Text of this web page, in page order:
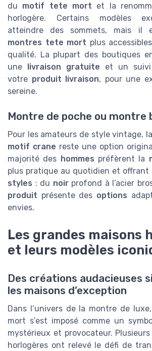
du motif tete mort et la
horlogère. Certains modèles
atteindre des sommets, mais il
montres tete mort plus
qualité. La plupart des boutiques
une
livraison gratuite et un suivi
votre produit livraison, pour une
sereine.
Montre de poche ou montre
Pour les amateurs de style vintage, la
motif crane reste une option
majorité des hommes préfèrent la
plus pratique au quotidien et offrant
styles : du noirprofond à l’acier
produit présente des options
envies.
Les grandes maisons
et leurs modèles
Des créations audacieuses
les maisons d’exception
Dans l’univers de la montre de
mort s’est imposé comme un
mystérieux et provocateur.
horlogères ont relevé le défi de